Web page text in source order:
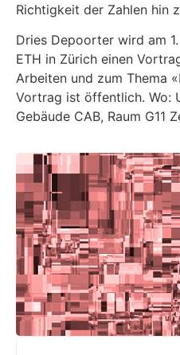
Richtigkeit der Zahlen hin
Dries Depoorter wird am
ETH in Zürich einen
Arbeiten und zum Thema
Vortrag ist öffentlich. Wo:
Gebäude CAB, Raum G11